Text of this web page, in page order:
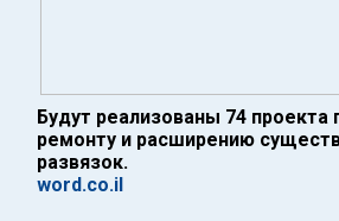
Будут реализованы 74
ремонту и расширению
развязок.
word.co.il